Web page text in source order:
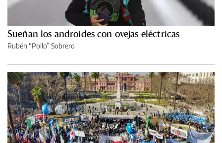
Sueñan los androides con ovejas eléctricas
Rubén “Pollo” Sobrero